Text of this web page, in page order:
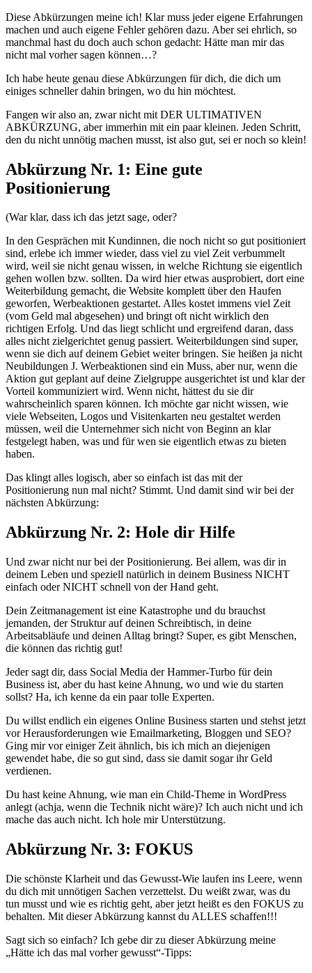
Diese Abkürzungen meine ich! Klar muss jeder eigene Erfahrungen
machen und auch eigene Fehler gehören dazu. Aber sei ehrlich, so
manchmal hast du doch auch schon gedacht: Hätte man mir das
nicht mal vorher sagen können…?
Ich habe heute genau diese Abkürzungen für dich, die dich um
einiges schneller dahin bringen, wo du hin möchtest.
Fangen wir also an, zwar nicht mit DER ULTIMATIVEN
ABKÜRZUNG, aber immerhin mit ein paar kleinen. Jeden Schritt,
den du nicht unnötig machen musst, ist also gut, sei er noch so klein!
Abkürzung Nr. 1: Eine gute
Positionierung
(War klar, dass ich das jetzt sage, oder?
In den Gesprächen mit Kundinnen, die noch nicht so gut positioniert
sind, erlebe ich immer wieder, dass viel zu viel Zeit verbummelt
wird, weil sie nicht genau wissen, in welche Richtung sie eigentlich
gehen wollen bzw. sollten. Da wird hier etwas ausprobiert, dort eine
Weiterbildung gemacht, die Website komplett über den Haufen
geworfen, Werbeaktionen gestartet. Alles kostet immens viel Zeit
(vom Geld mal abgesehen) und bringt oft nicht wirklich den
richtigen Erfolg. Und das liegt schlicht und ergreifend daran, dass
alles nicht zielgerichtet genug passiert. Weiterbildungen sind super,
wenn sie dich auf deinem Gebiet weiter bringen. Sie heißen ja nicht
Neubildungen J. Werbeaktionen sind ein Muss, aber nur, wenn die
Aktion gut geplant auf deine Zielgruppe ausgerichtet ist und klar der
Vorteil kommuniziert wird. Wenn nicht, hättest du sie dir
wahrscheinlich sparen können. Ich möchte gar nicht wissen, wie
viele Webseiten, Logos und Visitenkarten neu gestaltet werden
müssen, weil die Unternehmer sich nicht von Beginn an klar
festgelegt haben, was und für wen sie eigentlich etwas zu bieten
haben.
Das klingt alles logisch, aber so einfach ist das mit der
Positionierung nun mal nicht? Stimmt. Und damit sind wir bei der
nächsten Abkürzung:
Abkürzung Nr. 2: Hole dir Hilfe
Und zwar nicht nur bei der Positionierung. Bei allem, was dir in
deinem Leben und speziell natürlich in deinem Business NICHT
einfach oder NICHT schnell von der Hand geht.
Dein Zeitmanagement ist eine Katastrophe und du brauchst
jemanden, der Struktur auf deinen Schreibtisch, in deine
Arbeitsabläufe und deinen Alltag bringt? Super, es gibt Menschen,
die können das richtig gut!
Jeder sagt dir, dass Social Media der Hammer-Turbo für dein
Business ist, aber du hast keine Ahnung, wo und wie du starten
sollst? Ha, ich kenne da ein paar tolle Experten.
Du willst endlich ein eigenes Online Business starten und stehst jetzt
vor Herausforderungen wie Emailmarketing, Bloggen und SEO?
Ging mir vor einiger Zeit ähnlich, bis ich mich an diejenigen
gewendet habe, die so gut sind, dass sie damit sogar ihr Geld
verdienen.
Du hast keine Ahnung, wie man ein Child-Theme in WordPress
anlegt (achja, wenn die Technik nicht wäre)? Ich auch nicht und ich
mache das auch nicht. Ich hole mir Unterstützung.
Abkürzung Nr. 3: FOKUS
Die schönste Klarheit und das Gewusst-Wie laufen ins Leere, wenn
du dich mit unnötigen Sachen verzettelst. Du weißt zwar, was du
tun musst und wie es richtig geht, aber jetzt heißt es den FOKUS zu
behalten. Mit dieser Abkürzung kannst du ALLES schaffen!!!
Sagt sich so einfach? Ich gebe dir zu dieser Abkürzung meine
„Hätte ich das mal vorher gewusst“-Tipps: